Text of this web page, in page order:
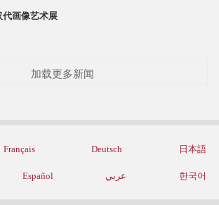
代画像艺术展
加载更多新闻
Français Deutsch 日本語
Español عربي 한국어